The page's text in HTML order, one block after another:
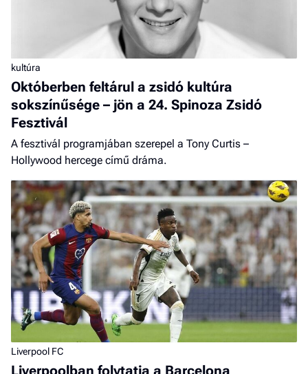
kultúra
Októberben feltárul a zsidó kultúra
sokszínűsége – jön a 24. Spinoza Zsidó
Fesztivál
A fesztivál programjában szerepel a Tony Curtis –
Hollywood hercege című dráma.
Liverpool FC
Liverpoolban folytatja a Barcelona